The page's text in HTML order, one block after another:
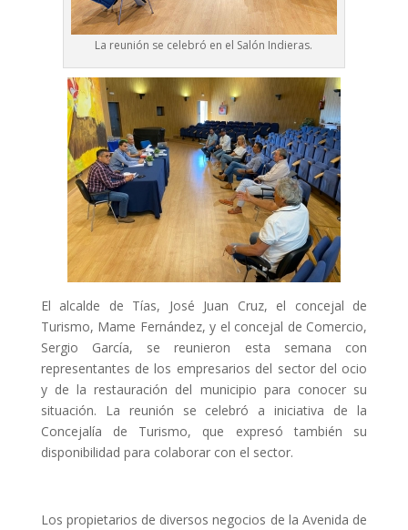
La reunión se celebró en el Salón Indieras.
El alcalde de Tías, José Juan Cruz, el concejal de
Turismo, Mame Fernández, y el concejal de Comercio,
Sergio García, se reunieron esta semana con
representantes de los empresarios del sector del ocio
y de la restauración del municipio para conocer su
situación. La reunión se celebró a iniciativa de la
Concejalía de Turismo, que expresó también su
disponibilidad para colaborar con el sector.
Los propietarios de diversos negocios de la Avenida de